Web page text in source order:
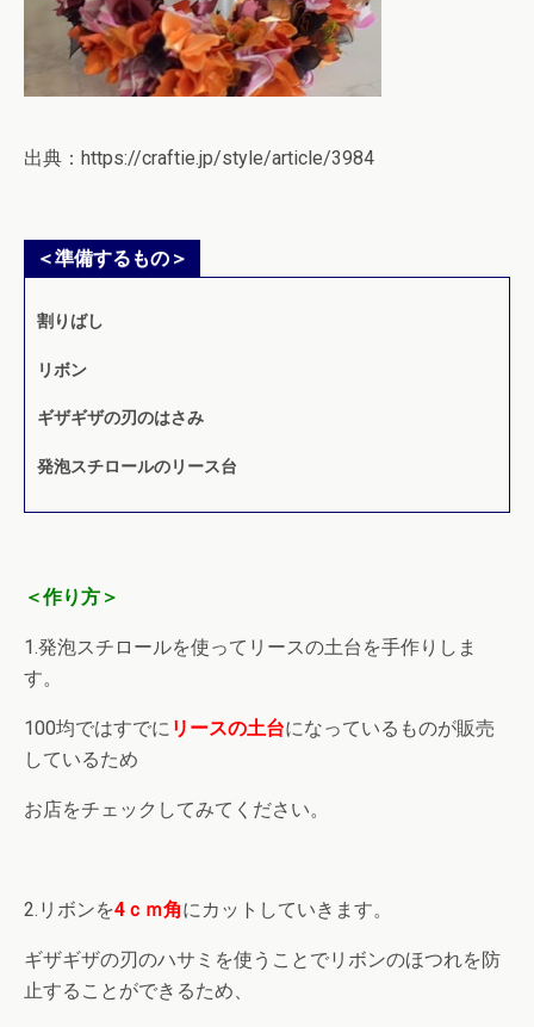
出典：https://craftie.jp/style/article/3984
＜準備するもの＞
割りばし
リボン
ギザギザの刃のはさみ
発泡スチロールのリース台
＜作り方＞
1.発泡スチロールを使ってリースの土台を手作りしま
す。
100均ではすでに リースの土台になっているものが販売
しているため
お店をチェックしてみてください。
2.リボンを4ｃｍ角にカットしていきます。
ギザギザの刃のハサミを使うことでリボンのほつれを防
止することができるため、